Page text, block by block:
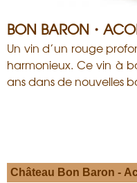
BON BARON・
Un vin d’un rouge
harmonieux. Ce vin à
ans dans de nouvelles